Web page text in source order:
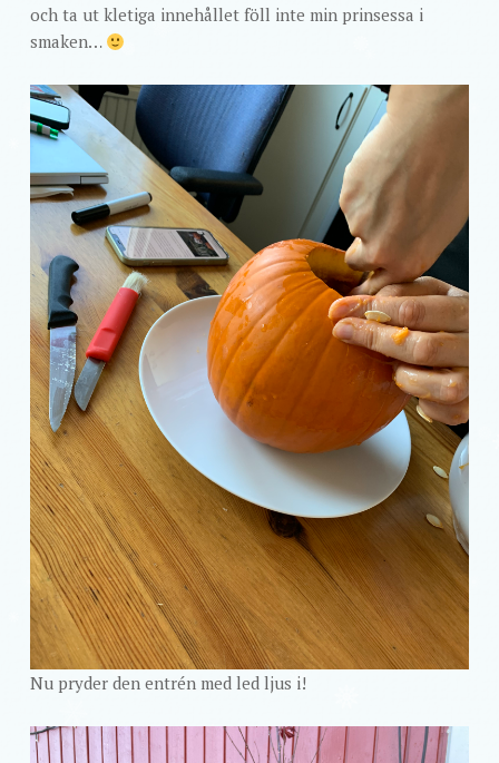
och ta ut kletiga innehållet föll inte min prinsessa i
smaken…
Nu pryder den entrén med led ljus i!